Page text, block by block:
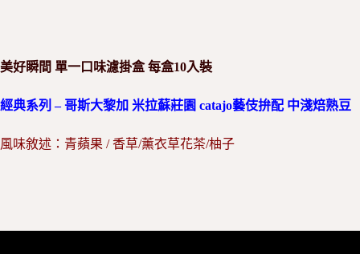
美好瞬間 單一口味濾掛盒每盒10入裝
經典系列 – 哥斯大黎加 米拉蘇莊園 catajo藝伎拚配 中淺焙熟豆
風味敘述：青蘋果 / 香草/薰衣草花茶/柚子